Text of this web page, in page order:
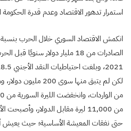
استمرار تدهور الاقتصاد وعدم قدرة
لكن لم يتبق منها سوى
من 11,000 ليرة مقابل الدولار،